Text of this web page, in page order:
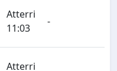
Atterri
11:03
-
Atterri